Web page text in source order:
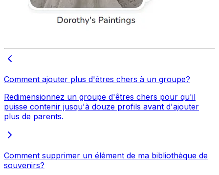
Comment ajouter plus d'êtres chers à un groupe?
Redimensionnez un groupe d'êtres chers pour qu'il
puisse contenir jusqu'à douze profils avant d'ajouter
plus de parents.
Comment supprimer un élément de ma bibliothèque de
souvenirs?